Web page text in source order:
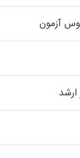
آزمون